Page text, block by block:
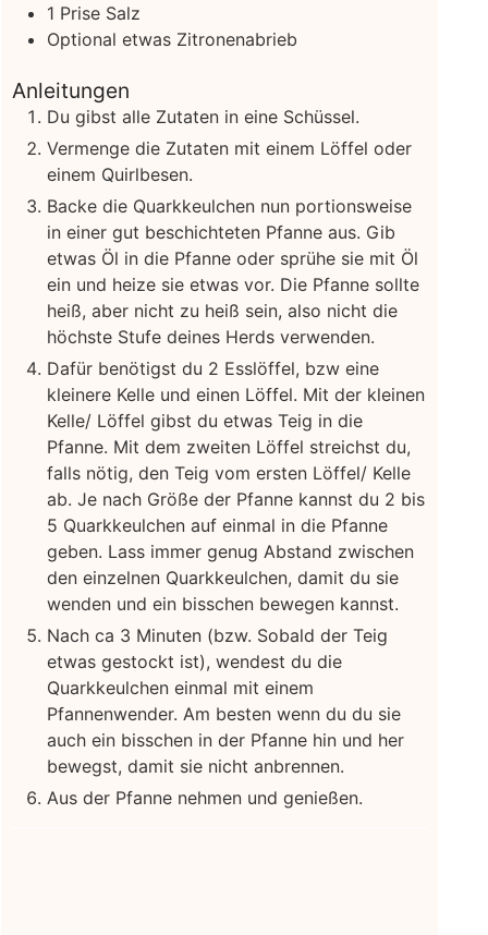
1 Prise Salz
Optional etwas Zitronenabrieb
Anleitungen
Du gibst alle Zutaten in eine Schüssel.
Vermenge die Zutaten mit einem Löffel oder
einem Quirlbesen.
Backe die Quarkkeulchen nun portionsweise
in einer gut beschichteten Pfanne aus. Gib
etwas Öl in die Pfanne oder sprühe sie mit Öl
ein und heize sie etwas vor. Die Pfanne sollte
heiß, aber nicht zu heiß sein, also nicht die
höchste Stufe deines Herds verwenden.
Dafür benötigst du 2 Esslöffel, bzw eine
kleinere Kelle und einen Löffel. Mit der kleinen
Kelle/ Löffel gibst du etwas Teig in die
Pfanne. Mit dem zweiten Löffel streichst du,
falls nötig, den Teig vom ersten Löffel/ Kelle
ab. Je nach Größe der Pfanne kannst du 2 bis
5 Quarkkeulchen auf einmal in die Pfanne
geben. Lass immer genug Abstand zwischen
den einzelnen Quarkkeulchen, damit du sie
wenden und ein bisschen bewegen kannst.
Nach ca 3 Minuten (bzw. Sobald der Teig
etwas gestockt ist), wendest du die
Quarkkeulchen einmal mit einem
Pfannenwender. Am besten wenn du du sie
auch ein bisschen in der Pfanne hin und her
bewegst, damit sie nicht anbrennen.
Aus der Pfanne nehmen und genießen.